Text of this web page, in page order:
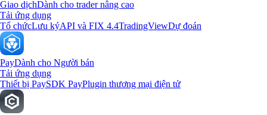
Giao dịchDành cho trader nâng cao
Tải ứng dụng
Tổ chứcLưu kýAPI và FIX 4.4TradingViewDự đoán
PayDành cho Người bán
Tải ứng dụng
Thiết bị PaySDK PayPlugin thương mại điện tử